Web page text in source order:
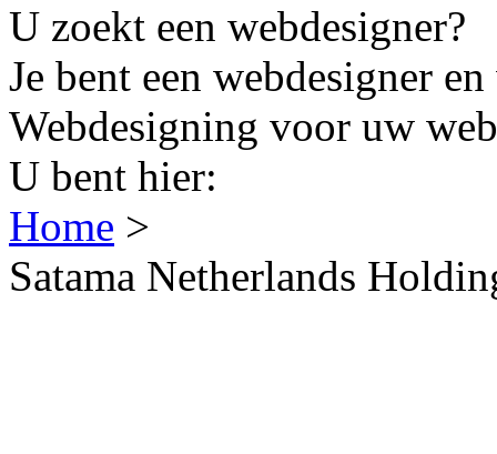
U zoekt een webdesigner?
Je bent een webdesigner
Webdesigning voor uw
U bent hier:
Home >
Satama Netherlands